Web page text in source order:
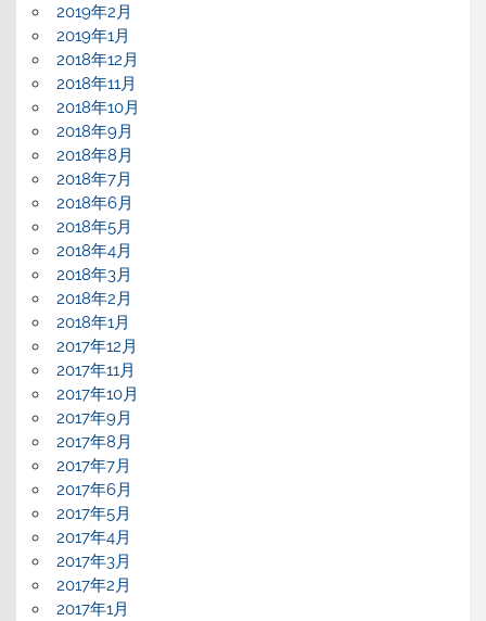
2019年2月
2019年1月
2018年12月
2018年11月
2018年10月
2018年9月
2018年8月
2018年7月
2018年6月
2018年5月
2018年4月
2018年3月
2018年2月
2018年1月
2017年12月
2017年11月
2017年10月
2017年9月
2017年8月
2017年7月
2017年6月
2017年5月
2017年4月
2017年3月
2017年2月
2017年1月